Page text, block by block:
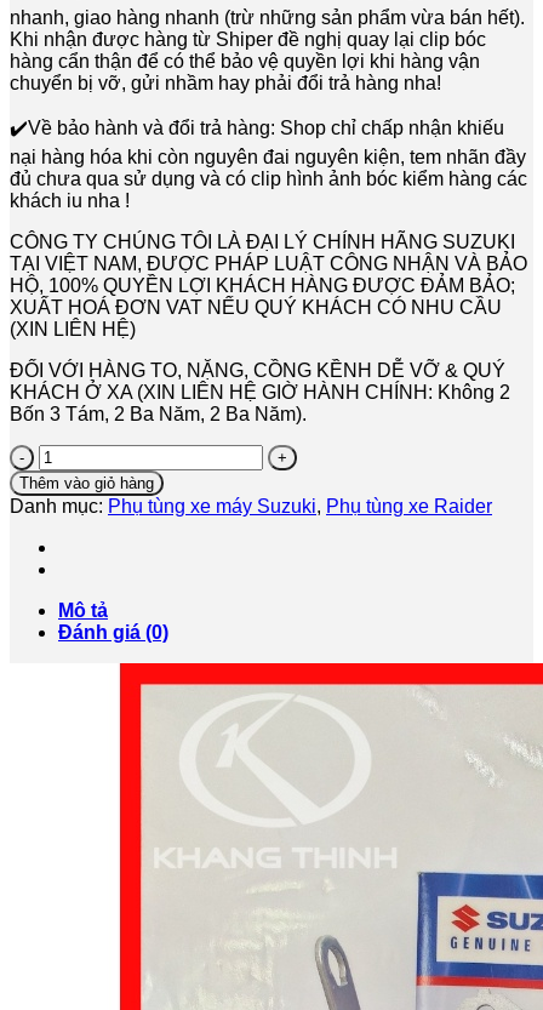
nhanh, giao hàng nhanh (trừ những sản phẩm vừa bán hết).
Khi nhận được hàng từ Shiper đề nghị quay lại clip bóc
hàng cẩn thận để có thể bảo vệ quyền lợi khi hàng vận
chuyển bị vỡ, gửi nhầm hay phải đổi trả hàng nha!
✔️Về bảo hành và đổi trả hàng: Shop chỉ chấp nhận khiếu
nại hàng hóa khi còn nguyên đai nguyên kiện, tem nhãn đầy
đủ chưa qua sử dụng và có clip hình ảnh bóc kiểm hàng các
khách iu nha !
CÔNG TY CHÚNG TÔI LÀ ĐẠI LÝ CHÍNH HÃNG SUZUKI
TẠI VIỆT NAM, ĐƯỢC PHÁP LUẬT CÔNG NHẬN VÀ BẢO
HỘ, 100% QUYỀN LỢI KHÁCH HÀNG ĐƯỢC ĐẢM BẢO;
XUẤT HOÁ ĐƠN VAT NẾU QUÝ KHÁCH CÓ NHU CẦU
(XIN LIÊN HỆ)
ĐỐI VỚI HÀNG TO, NẶNG, CỒNG KỀNH DỄ VỠ & QUÝ
KHÁCH Ở XA (XIN LIÊN HỆ GIỜ HÀNH CHÍNH: Không 2
Bốn 3 Tám, 2 Ba Năm, 2 Ba Năm).
KÉT
NƯỚC
RAIDER
FI
-
HÀNG
HÃNG
số
Thêm vào giỏ hàng
Danh mục: Phụ tùng xe máy Suzuki, Phụ tùng xe Raider
Mô tả
Đánh giá (0)